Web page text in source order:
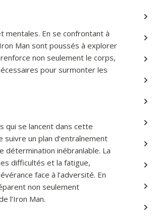
mentales. En se confrontant à
Man sont poussés à explorer
non seulement le corps,
pour surmonter les
qui se lancent dans cette
un plan d’entraînement
détermination inébranlable. La
difficultés et la fatigue,
face à l’adversité. En
non seulement
l’Iron Man.